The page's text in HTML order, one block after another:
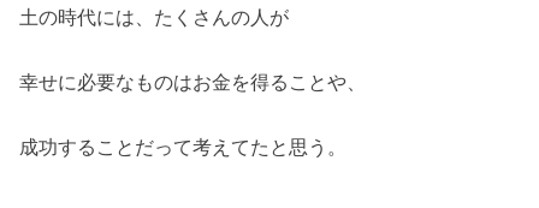
土の時代には、たくさんの人が
幸せに必要なものはお金を得ることや、
成功することだって考えてたと思う。